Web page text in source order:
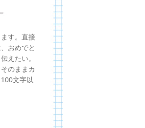
す。直接
おめでと
えたい。
のままカ
文字以